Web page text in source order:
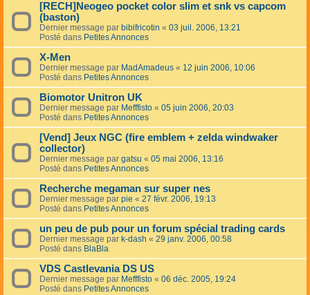
[RECH]Neogeo pocket color slim et snk vs capcom
(baston)
Dernier message par bibifricotin « 03 juil. 2006, 13:21
Posté dans Petites Annonces
X-Men
Dernier message par MadAmadeus « 12 juin 2006, 10:06
Posté dans Petites Annonces
Biomotor Unitron UK
Dernier message par Mefffisto « 05 juin 2006, 20:03
Posté dans Petites Annonces
[Vend] Jeux NGC (fire emblem + zelda windwaker
collector)
Dernier message par gatsu « 05 mai 2006, 13:16
Posté dans Petites Annonces
Recherche megaman sur super nes
Dernier message par pie « 27 févr. 2006, 19:13
Posté dans Petites Annonces
un peu de pub pour un forum spécial trading cards
Dernier message par k-dash « 29 janv. 2006, 00:58
Posté dans BlaBla
VDS Castlevania DS US
Dernier message par Mefffisto « 06 déc. 2005, 19:24
Posté dans Petites Annonces